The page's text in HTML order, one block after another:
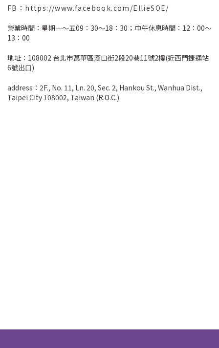
FB：https://www.facebook.com/EllieSOE/
營業時間：星期一～五09：30～18：30；中午休息時間：12：00～
13：00
地址：108002 台北市萬華區漢口街2段20巷11號2樓(近西門捷運站
6號出口)
address：2F., No. 11, Ln. 20, Sec. 2, Hankou St., Wanhua Dist.,
Taipei City 108002, Taiwan (R.O.C.)